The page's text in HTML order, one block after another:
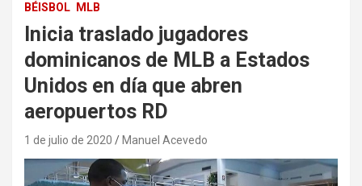
BÉISBOL MLB
Inicia traslado jugadores
dominicanos de MLB a Estados
Unidos en día que abren
aeropuertos RD
1 de julio de 2020 Manuel Acevedo